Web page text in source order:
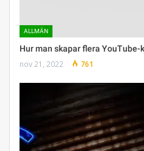
ALLMÄN
Hur man skapar flera
nov 21, 2022 761